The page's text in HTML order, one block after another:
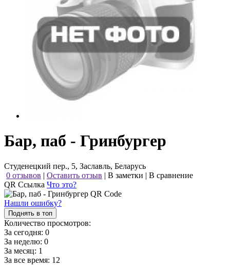
Бар, паб - Гринбургер
Студенецкий пер., 5, Заславль, Беларусь
0 отзывов | Оставить отзыв | В заметки | В сравнение
QR Ссылка Что это?
Нашли ошибку?
Поднять в топ
Количество просмотров:
За сегодня: 0
За неделю: 0
За месяц: 1
За все время: 12